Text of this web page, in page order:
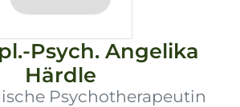
Psych. Angelika
Härdle
Psychotherapeutin